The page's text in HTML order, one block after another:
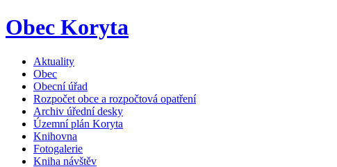
Obec Koryta
Aktuality
Obec
Obecní úřad
Rozpočet obce a rozpočtová opatření
Archiv úřední desky
Územní plán Koryta
Knihovna
Fotogalerie
Kniha návštěv